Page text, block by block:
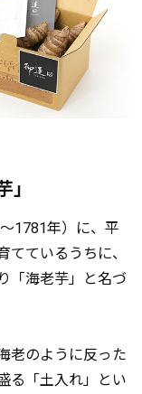
1781年）に、平
ているうちに、
「海老芋」と名づ
老のように反った
る「土入れ」とい